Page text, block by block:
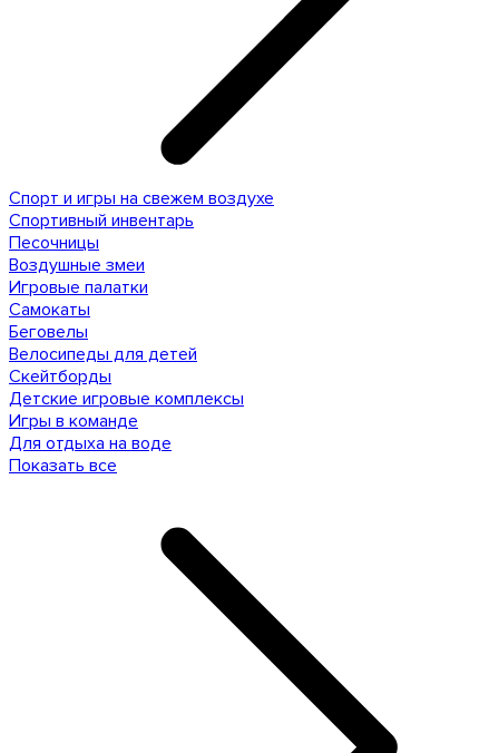
Спорт и игры на свежем воздухе
Спортивный инвентарь
Песочницы
Воздушные змеи
Игровые палатки
Самокаты
Беговелы
Велосипеды для детей
Скейтборды
Детские игровые комплексы
Игры в команде
Для отдыха на воде
Показать все